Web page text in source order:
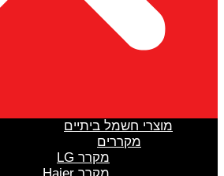
מוצרי חשמל ביתיים
מקררים
מקרר LG